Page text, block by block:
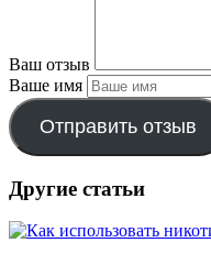
Ваш отзыв
Ваше имя
Отправить отзыв
Другие статьи